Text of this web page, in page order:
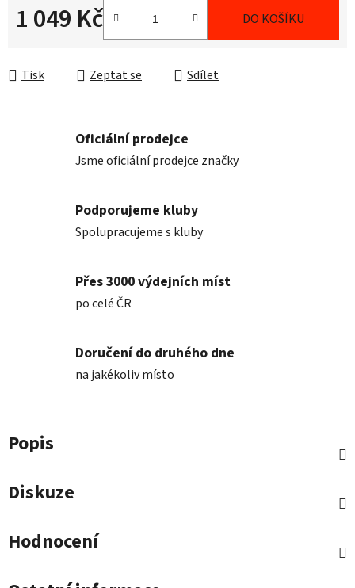
1 049 Kč DO KOŠÍKU
Tisk Zeptat se Sdílet
Oficiální prodejce
Jsme oficiální prodejce značky
Podporujeme kluby
Spolupracujeme s kluby
Přes 3000 výdejních míst
po celé ČR
Doručení do druhého dne
na jakékoliv místo
Popis
Diskuze
Hodnocení